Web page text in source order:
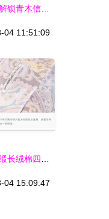
04 11:51:09
04 15:09:47